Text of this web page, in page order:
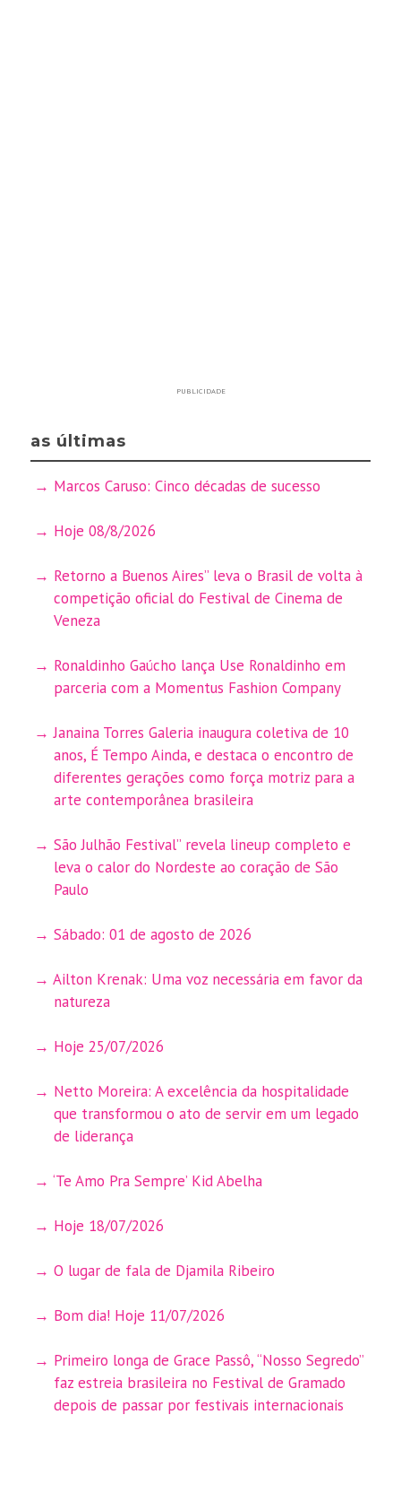
PUBLICIDADE
as últimas
Marcos Caruso: Cinco décadas de sucesso
Hoje 08/8/2026
Retorno a Buenos Aires” leva o Brasil de volta à
competição oficial do Festival de Cinema de
Veneza
Ronaldinho Gaúcho lança Use Ronaldinho em
parceria com a Momentus Fashion Company
Janaina Torres Galeria inaugura coletiva de 10
anos, É Tempo Ainda, e destaca o encontro de
diferentes gerações como força motriz para a
arte contemporânea brasileira
São Julhão Festival” revela lineup completo e
leva o calor do Nordeste ao coração de São
Paulo
Sábado: 01 de agosto de 2026
Ailton Krenak: Uma voz necessária em favor da
natureza
Hoje 25/07/2026
Netto Moreira: A excelência da hospitalidade
que transformou o ato de servir em um legado
de liderança
‘Te Amo Pra Sempre’ Kid Abelha
Hoje 18/07/2026
O lugar de fala de Djamila Ribeiro
Bom dia! Hoje 11/07/2026
Primeiro longa de Grace Passô, “Nosso Segredo”
faz estreia brasileira no Festival de Gramado
depois de passar por festivais internacionais